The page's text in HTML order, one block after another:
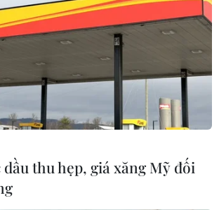
dầu thu hẹp, giá xăng Mỹ đối